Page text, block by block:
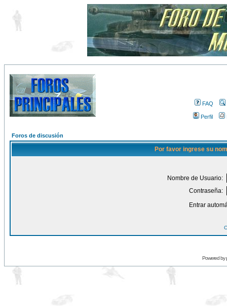
FAQ
Perfil
Foros de discusión
Por favor ingrese su
Nombre de Usuario:
Contraseña:
Entrar
Powered by